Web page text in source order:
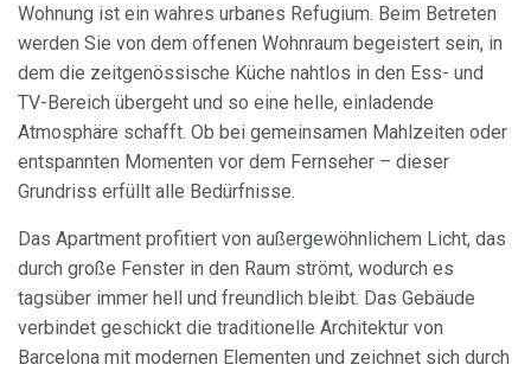
Wohnung ist ein wahres urbanes Refugium. Beim Betreten
werden Sie von dem offenen Wohnraum begeistert sein, in
dem die zeitgenössische Küche nahtlos in den Ess- und
TV-Bereich übergeht und so eine helle, einladende
Atmosphäre schafft. Ob bei gemeinsamen Mahlzeiten oder
entspannten Momenten vor dem Fernseher – dieser
Grundriss erfüllt alle Bedürfnisse.
Das Apartment profitiert von außergewöhnlichem Licht, das
durch große Fenster in den Raum strömt, wodurch es
tagsüber immer hell und freundlich bleibt. Das Gebäude
verbindet geschickt die traditionelle Architektur von
Barcelona mit modernen Elementen und zeichnet sich durch